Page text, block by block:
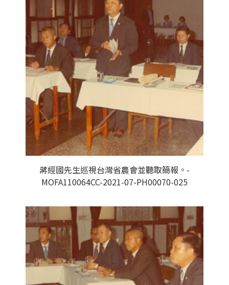
蔣經國先生巡視台灣省農會並聽取簡報。-
MOFA110064CC-2021-07-PH00070-025